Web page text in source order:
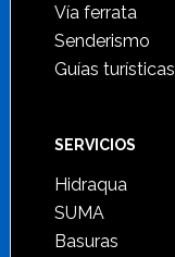
Vía ferrata
Senderismo
Guías turísticas
SERVICIOS
Hidraqua
SUMA
Basuras